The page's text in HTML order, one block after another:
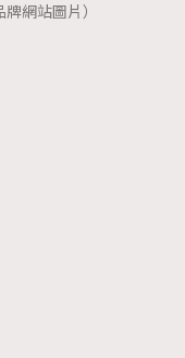
網站圖片）